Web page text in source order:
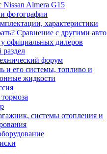
Nissan Almera G15
фотографии
характеристики
Сравнение с другими авто
официальных дилеров
раздел
форум
и его системы, топливо и
жидкости
системы отопления и